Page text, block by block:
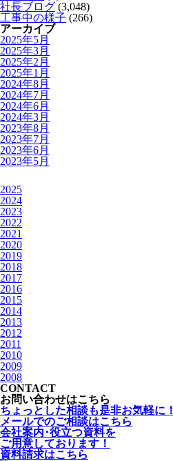
社長ブログ (3,048)
工事中の様子 (266)
アーカイブ
2025年5月
2025年3月
2025年2月
2025年1月
2024年8月
2024年7月
2024年6月
2024年3月
2023年8月
2023年7月
2023年6月
2023年5月
2025
2024
2023
2022
2021
2020
2019
2018
2017
2016
2015
2014
2013
2012
2011
2010
2009
2008
CONTACT
お問い合わせはこちら
ちょっとした相談も是非お気軽に！
メールでのご相談はこちら
会社案内･役立つ資料を
ご用意しております！
資料請求はこちら